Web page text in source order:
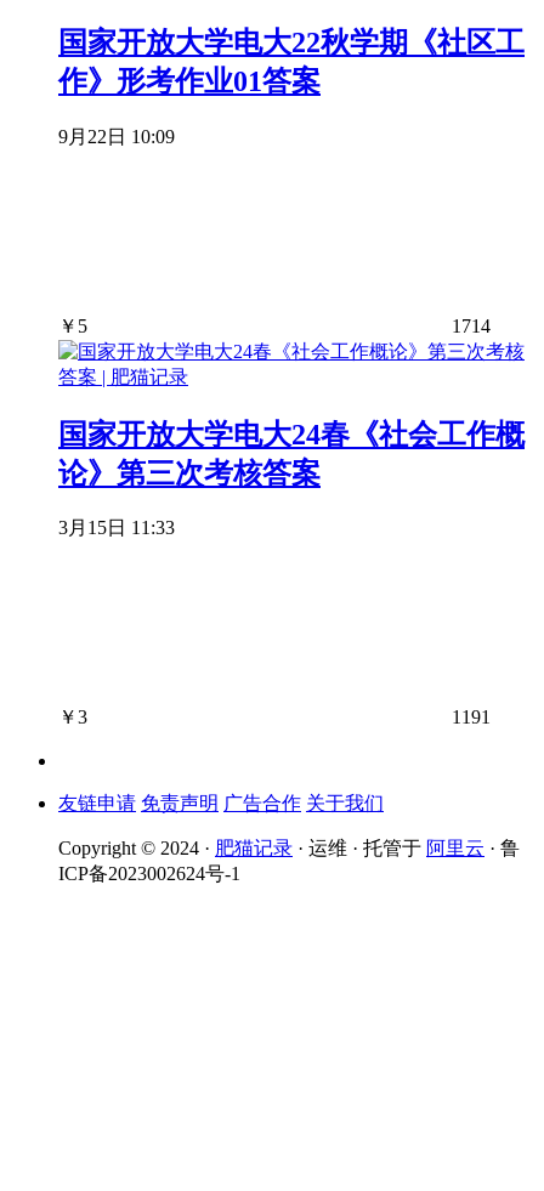
国家开放大学电大22秋学期《社区工
作》形考作业01答案
9月22日 10:09
￥ 5 1714
国家开放大学电大24春《社会工作概
论》第三次考核答案
3月15日 11:33
￥3 1191
友链申请 免责声明 广告合作 关于我们
Copyright © 2024 · 肥猫记录 · 运维 · 托管于 阿里云 · 鲁
ICP备2023002624号-1